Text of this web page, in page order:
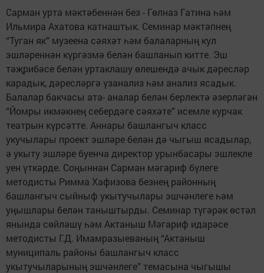
Сарман урта мәктәбеннән без - Гөлназ Гатина һәм
Ильмира Ахатова катнаштык. Семинар мәктәпнең
“Туган як” музеена сәяхәт һәм балаларның кул
эшләреннән күргәзмә белән башланып китте. Эш
тәҗрибәсе белән уртаклашу өлешендә ачык дәресләр
карадык, дәресләргә үзанализ һәм анализ ясадык.
Балалар бакчасы ата- аналар белән берлектә әзерләгән
“Йомры икмәкнең себердәге сәяхәте” исемле курчак
театрын күрсәтте. Аннары башлангыч класс
укучылары проект эшләре белән дә чыгыш ясадылар,
ә укыту эшләре буенча директор урынбасары эшлекле
уен үткәрде. Соңыннан Сарман мәгариф бүлеге
методисты Римма Хафизова безнең районның
башлангыч сыйныф укытучылары эшчәнлеге һәм
уңышлары белән таныштырды. Семинар түгәрәк өстәл
янында сөйләшү һәм Актаныш Мәгариф идарәсе
методисты Г.Д. Имамразыеваның “Актаныш
муниципаль районы башлангыч класс
укытучыларының эшчәнлеге” темасына чыгышы